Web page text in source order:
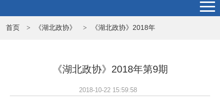
首页 > 《湖北政协》 > 《湖北政协》2018年
《湖北政协》2018年第9期
2018-10-22 15:59:58